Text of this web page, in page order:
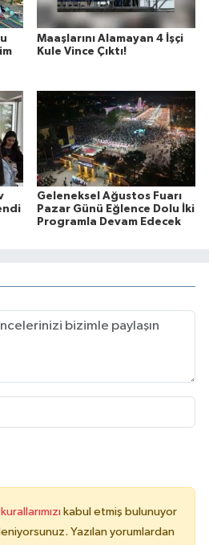
Maaşlarını Alamayan 4 İşçi
Kule Vince Çıktı!
Geleneksel Ağustos Fuarı
Pazar Günü Eğlence Dolu İki
Programla Devam Edecek
kabul etmiş bulunuyor
Yazılan yorumlardan